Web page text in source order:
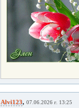
Alvi123, 07.06.2026 г. 13:25